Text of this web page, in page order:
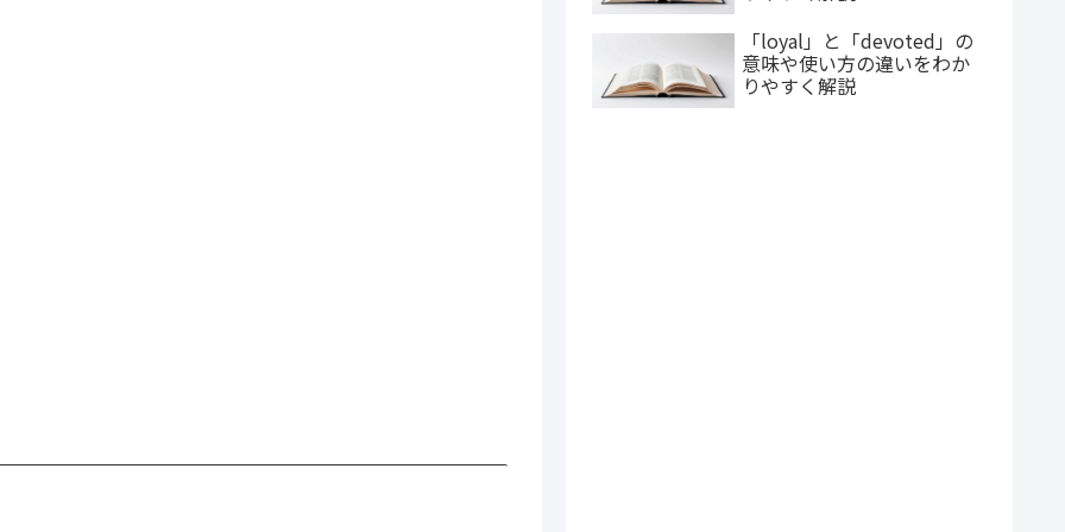
「loyal」と「devoted」の
意味や使い方の違いをわか
りやすく解説